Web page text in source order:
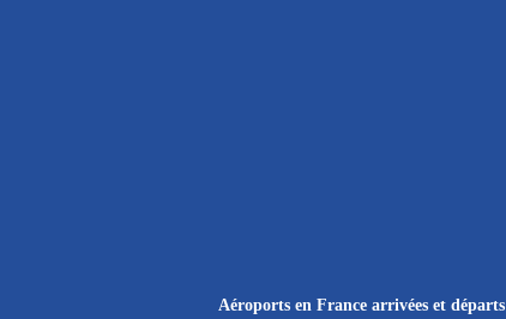
Aéroports en France arrivées et départs